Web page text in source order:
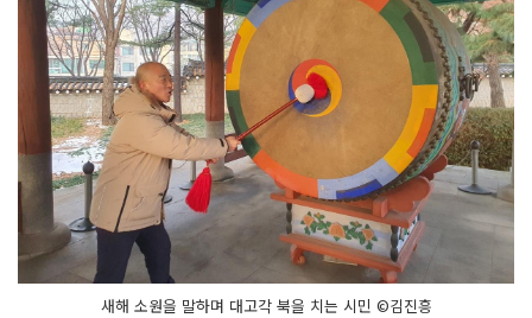
새해 소원을 말하며 대고각 북을 치는 시민 ©김진흥